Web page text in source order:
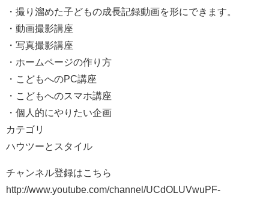
・撮り溜めた子どもの成長記録動画を形にできます。
・動画撮影講座
・写真撮影講座
・ホームページの作り方
・こどもへのPC講座
・こどもへのスマホ講座
・個人的にやりたい企画
カテゴリ
ハウツーとスタイル
チャンネル登録はこちら
http://www.youtube.com/channel/UCdOLUVwuPF-